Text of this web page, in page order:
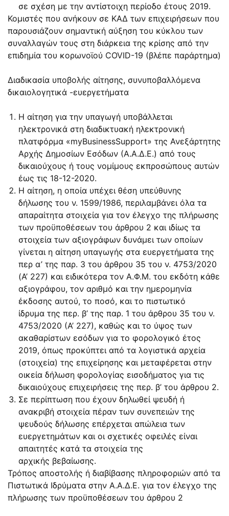
σε σχέση με την αντίστοιχη περίοδο έτους 2019.
Κομιστές που ανήκουν σε ΚΑΔ των επιχειρήσεων που
παρουσιάζουν σημαντική αύξηση του κύκλου των
συναλλαγών τους στη διάρκεια της κρίσης από την
επιδημία του κορωνοϊού COVID-19 (βλέπε παράρτημα)
Διαδικασία υποβολής αίτησης, συνυποβαλλόμενα
δικαιολογητικά -ευεργετήματα
Η αίτηση για την υπαγωγή υποβάλλεται
ηλεκτρονικά στη διαδικτυακή ηλεκτρονική
πλατφόρμα «myBusinessSupport» της Ανεξάρτητης
Αρχής Δημοσίων Εσόδων (Α.Α.Δ.Ε.) από τους
δικαιούχους ή τους νομίμους εκπροσώπους αυτών
έως τις 18-12-2020.
Η αίτηση, η οποία υπέχει θέση υπεύθυνης
δήλωσης του ν. 1599/1986, περιλαμβάνει όλα τα
απαραίτητα στοιχεία για τον έλεγχο της πλήρωσης
των προϋποθέσεων του άρθρου 2 και ιδίως τα
στοιχεία των αξιογράφων δυνάμει των οποίων
γίνεται η αίτηση υπαγωγής στα ευεργετήματα της
περ α’ της παρ. 3 του άρθρου 35 του ν. 4753/2020
(Α’ 227) και ειδικότερα τον Α.Φ.Μ. του εκδότη κάθε
αξιογράφου, τον αριθμό και την ημερομηνία
έκδοσης αυτού, το ποσό, και το πιστωτικό
ίδρυμα της περ. β’ της παρ. 1 του άρθρου 35 του ν.
4753/2020 (Α’ 227), καθώς και το ύψος των
ακαθαρίστων εσόδων για το φορολογικό έτος
2019, όπως προκύπτει από τα λογιστικά αρχεία
(στοιχεία) της επιχείρησης και μεταφέρεται στην
οικεία δήλωση φορολογίας εισοδήματος για τις
δικαιούχους επιχειρήσεις της περ. β’ του άρθρου 2.
Σε περίπτωση που έχουν δηλωθεί ψευδή ή
ανακριβή στοιχεία πέραν των συνεπειών της
ψευδούς δήλωσης επέρχεται απώλεια των
ευεργετημάτων και οι σχετικές οφειλές είναι
απαιτητές κατά τα στοιχεία της
αρχικής βεβαίωσης.
Τρόπος αποστολής ή διαβίβασης πληροφοριών από τα
Πιστωτικά Ιδρύματα στην Α.Α.Δ.Ε. για τον έλεγχο της
πλήρωσης των προϋποθέσεων του άρθρου 2